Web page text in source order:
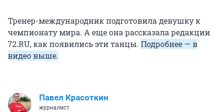
Тренер-международник подготовила девушку к
чемпионату мира. А еще она рассказала редакции
72.RU, как появились эти танцы. Подробнее — в
видео выше.
Павел Красоткин
журналист